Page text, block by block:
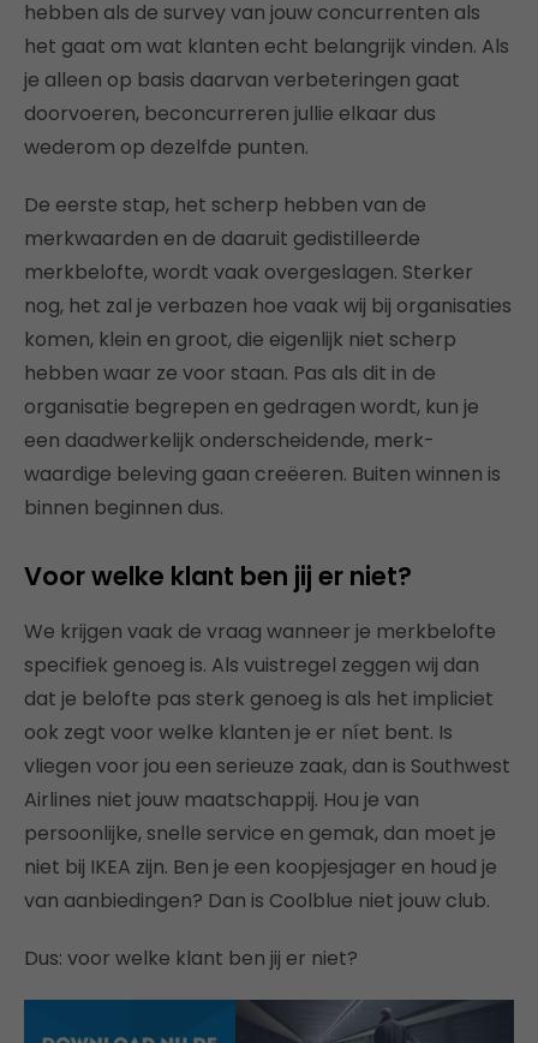
hebben als de survey van jouw concurrenten als
het gaat om wat klanten echt belangrijk vinden. Als
je alleen op basis daarvan verbeteringen gaat
doorvoeren, beconcurreren jullie elkaar dus
wederom op dezelfde punten.
De eerste stap, het scherp hebben van de
merkwaarden en de daaruit gedistilleerde
merkbelofte, wordt vaak overgeslagen. Sterker
nog, het zal je verbazen hoe vaak wij bij organisaties
komen, klein en groot, die eigenlijk niet scherp
hebben waar ze voor staan. Pas als dit in de
organisatie begrepen en gedragen wordt, kun je
een daadwerkelijk onderscheidende, merk-
waardige beleving gaan creëeren. Buiten winnen is
binnen beginnen dus.
Voor welke klant ben jij er niet?
We krijgen vaak de vraag wanneer je merkbelofte
specifiek genoeg is. Als vuistregel zeggen wij dan
dat je belofte pas sterk genoeg is als het impliciet
ook zegt voor welke klanten je er níet bent. Is
vliegen voor jou een serieuze zaak, dan is Southwest
Airlines niet jouw maatschappij. Hou je van
persoonlijke, snelle service en gemak, dan moet je
niet bij IKEA zijn. Ben je een koopjesjager en houd je
van aanbiedingen? Dan is Coolblue niet jouw club.
Dus: voor welke klant ben jij er niet?